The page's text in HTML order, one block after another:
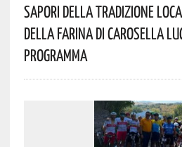
Sapori Della Tradizione
Della Farina Di Carosella
Programma